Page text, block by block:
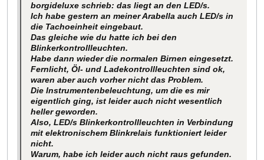
borgideluxe schrieb: das liegt an den LED/s.
Ich habe gestern an meiner Arabella auch LED/s in
die Tachoeinheit eingebaut.
Das gleiche wie du hatte ich bei den
Blinkerkontrollleuchten.
Habe dann wieder die normalen Birnen eingesetzt.
Fernlicht, Öl- und Ladekontrollleuchten sind ok,
waren aber auch vorher nicht das Problem.
Die Instrumentenbeleuchtung, um die es mir
eigentlich ging, ist leider auch nicht wesentlich
heller geworden.
Also, LED/s Blinkerkontrollleuchten in Verbindung
mit elektronischem Blinkrelais funktioniert leider
nicht.
Warum, habe ich leider auch nicht raus gefunden.